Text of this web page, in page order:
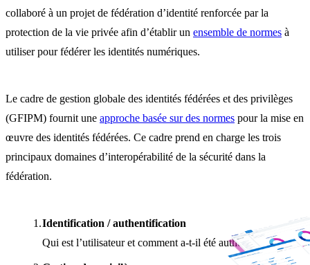
collaboré à un projet de fédération d’identité renforcée par la
protection de la vie privée afin d’établir un ensemble de normes à
utiliser pour fédérer les identités numériques.
Le cadre de gestion globale des identités fédérées et des privilèges
(GFIPM) fournit une approche basée sur des normes pour la mise en
œuvre des identités fédérées. Ce cadre prend en charge les trois
principaux domaines d’interopérabilité de la sécurité dans la
fédération.
Identification / authentification
Qui est l’utilisateur et comment a-t-il été authentifié ?